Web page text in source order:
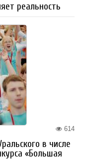
реальность
614
в числе
«Большая